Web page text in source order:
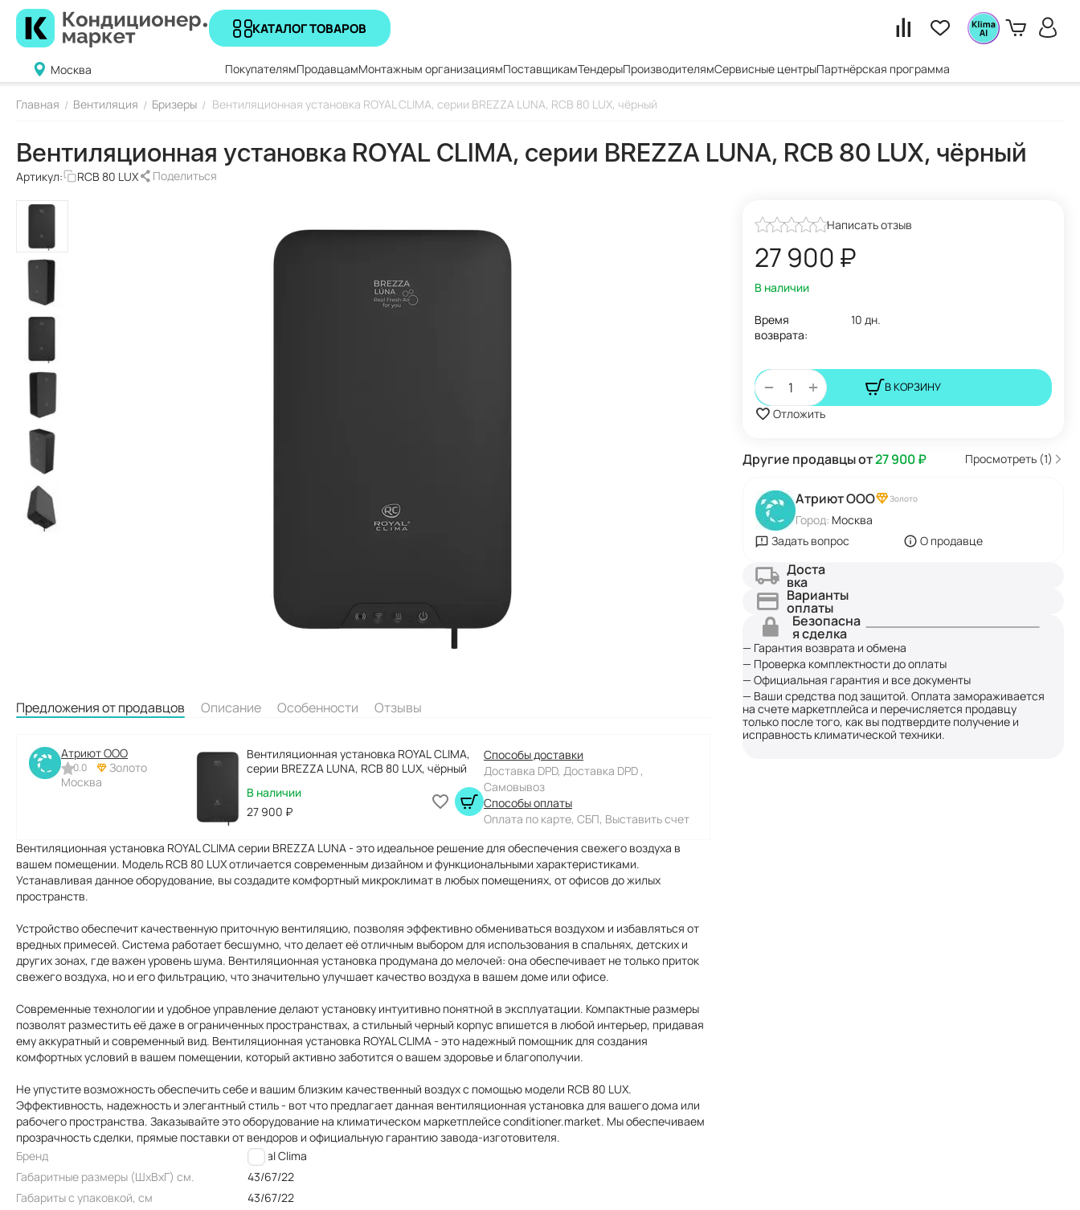
КАТАЛОГ ТОВАРОВ
Москва ПокупателямПродавцамМонтажным организациямПоставщикамТендерыПроизводителямСервисные центрыПартнёрская программа
Главная / Вентиляция / Бризеры / Вентиляционная установка ROYAL CLIMA, серии BREZZA LUNA, RCB 80 LUX, чёрный
Вентиляционная установка ROYAL CLIMA, серии BREZZA LUNA, RCB 80 LUX, чёрный
Артикул: RCB 80 LUX Поделиться
Написать отзыв
27 900 ₽
В наличии
Время
возврата:
10 дн.
+
− В КОРЗИНУ
Отложить
Другие продавцы от27 900₽ Просмотреть (1)
Атриют ООО Золото
Город: Москва
Задать вопрос
О продавце
Доста
вка
Варианты
оплаты
Безопасна
я сделка
— Гарантия возврата и обмена
— Проверка комплектности до оплаты
— Официальная гарантия и все документы
— Ваши средства под защитой. Оплата замораживается
на счете маркетплейса и перечисляется продавцу
только после того, как вы подтвердите получение и
исправность климатической техники.
Предложения от продавцов Описание Особенности Отзывы
Атриют ООО
0.0
Золото
Москва
Вентиляционная установка ROYAL CLIMA,
серии BREZZA LUNA, RCB 80 LUX, чёрный
В наличии
27 900 ₽
Способы доставки
Доставка DPD, Доставка DPD ,
Самовывоз
Способы оплаты
Оплата по карте, СБП, Выставить счет
Вентиляционная установка ROYAL CLIMA серии BREZZA LUNA - это идеальное решение для обеспечения свежего воздуха в
вашем помещении. Модель RCB 80 LUX отличается современным дизайном и функциональными характеристиками.
Устанавливая данное оборудование, вы создадите комфортный микроклимат в любых помещениях, от офисов до жилых
пространств.
Устройство обеспечит качественную приточную вентиляцию, позволяя эффективно обмениваться воздухом и избавляться от
вредных примесей. Система работает бесшумно, что делает её отличным выбором для использования в спальнях, детских и
других зонах, где важен уровень шума. Вентиляционная установка продумана до мелочей: она обеспечивает не только приток
свежего воздуха, но и его фильтрацию, что значительно улучшает качество воздуха в вашем доме или офисе.
Современные технологии и удобное управление делают установку интуитивно понятной в эксплуатации. Компактные размеры
позволят разместить её даже в ограниченных пространствах, а стильный черный корпус впишется в любой интерьер, придавая
ему аккуратный и современный вид. Вентиляционная установка ROYAL CLIMA - это надежный помощник для создания
комфортных условий в вашем помещении, который активно заботится о вашем здоровье и благополучии.
Не упустите возможность обеспечить себе и вашим близким качественный воздух с помощью модели RCB 80 LUX.
Эффективность, надежность и элегантный стиль - вот что предлагает данная вентиляционная установка для вашего дома или
рабочего пространства. Заказывайте это оборудование на климатическом маркетплейсе conditioner.market. Мы обеспечиваем
прозрачность сделки, прямые поставки от вендоров и официальную гарантию завода-изготовителя.
Бренд
Royal Clima
Габаритные размеры (ШxВxГ) см.
43/67/22
Габариты с упаковкой, см
43/67/22